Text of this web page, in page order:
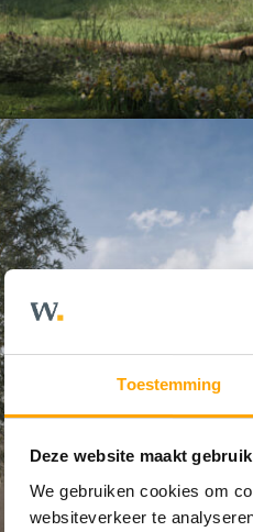
Toestemming
Deze website maakt
We gebruiken cookies om
websiteverkeer te